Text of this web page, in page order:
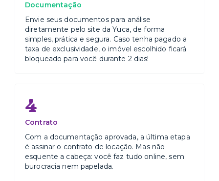
Documentação
Envie seus documentos para análise
diretamente pelo site da Yuca, de forma
simples, prática e segura. Caso tenha pagado a
taxa de exclusividade, o imóvel escolhido ficará
bloqueado para você durante 2 dias!
4
Contrato
Com a documentação aprovada, a última etapa
é assinar o contrato de locação. Mas não
esquente a cabeça: você faz tudo online, sem
burocracia nem papelada.